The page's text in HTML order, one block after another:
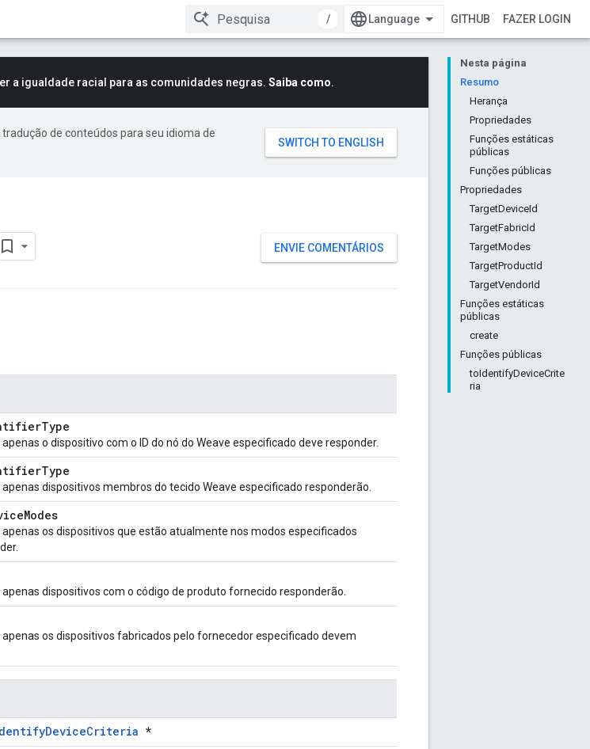
/
GITHUB FAZER LOGIN
Nesta página
Resumo
Herança
Propriedades
Funções estáticas
públicas
Funções públicas
Propriedades
TargetDeviceId
TargetFabricId
TargetModes
TargetProductId
TargetVendorId
Funções estáticas
públicas
create
Funções públicas
toIdentifyDeviceCrite
ria
a igualdade racial para as comunidades negras. Saiba como.
de conteúdos para seu idioma de
ENVIE COMENTÁRIOS
o dispositivo com o ID do nó do Weave especificado deve responder.
apenas dispositivos membros do tecido Weave especificado responderão.
apenas os dispositivos que estão atualmente nos modos especificados
apenas dispositivos com o código de produto fornecido responderão.
apenas os dispositivos fabricados pelo fornecedor especificado devem
*